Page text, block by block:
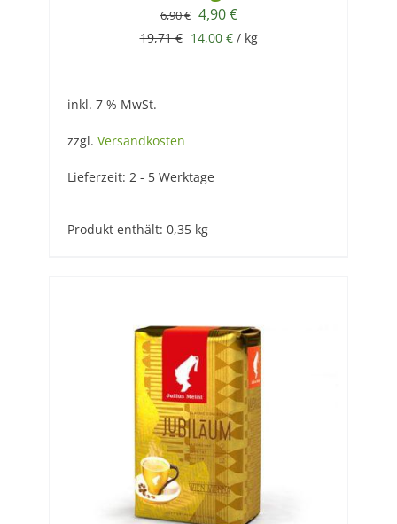
6,90€ Ursprünglicher
Preis
4,90€Aktueller
Preis
19,71€ 14,00 €/ kg
inkl. 7 % MwSt.
zzgl. Versandkosten
Lieferzeit: 2 - 5 Werktage
Produkt enthält: 0,35 kg